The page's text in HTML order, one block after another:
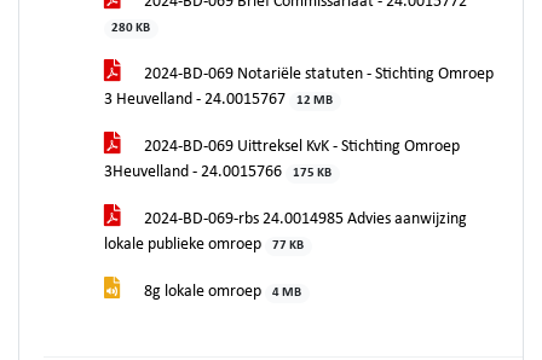
280 KB
2024-BD-069 Notariële statuten - Stichting Omroep
3 Heuvelland - 24.0015767
12 MB
2024-BD-069 Uittreksel KvK - Stichting Omroep
3Heuvelland - 24.0015766
175 KB
2024-BD-069-rbs 24.0014985 Advies aanwijzing
lokale publieke omroep
77 KB
8g lokale omroep 4 MB